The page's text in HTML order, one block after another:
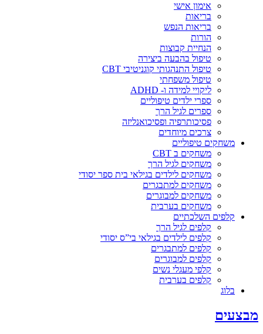
אימון אישי
בריאות
בריאות הנפש
הורות
הנחיית קבוצות
טיפול בהבעה ביצירה
טיפול התנהגותי קוגניטיבי CBT
טיפול משפחתי
ליקויי למידה ו- ADHD
ספרי ילדים טיפוליים
ספרים לגיל הרך
פסיכותרפיה ופסיכואנליזה
צרכים מיוחדים
משחקים טיפוליים
משחקים ב CBT
משחקים לגיל הרך
משחקים לילדים בגילאי בית ספר יסודי
משחקים למתבגרים
משחקים למבוגרים
משחקים בערבית
קלפים השלכתיים
קלפים לגיל הרך
קלפים לילדים בגילאי בי”ס יסודי
קלפים למתבגרים
קלפים למבוגרים
קלפי מעגלי נשים
קלפים בערבית
בלוג
מבצעים